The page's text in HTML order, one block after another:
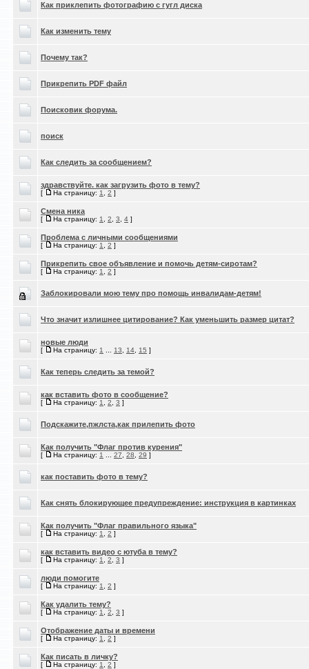
Как приклепить фотографию с гугл диска
Как изменить тему
Почему так?
Прикрепить PDF файл
Поисковик форума.
поиск
Как следить за сообщением?
здравствуйте. как загрузить фото в тему?
[ На страницу: 1 2 ]
Смена ника
[ На страницу: 1 2 3 4 ]
Проблема с личными сообщениями
[ На страницу: 1 2 ]
Прикрепить свое объявление и помочь детям-сиротам?
[ На страницу: 1 2 ]
Заблокировали мою тему про помощь инвалидам-детям!
Что значит излишнее цитирование? Как уменьшить размер цитат?
новые люди
[ На страницу: 1 13 14 15 ]
Как теперь следить за темой?
как вставить фото в сообщение?
[ На страницу: 1 2 3 ]
Подскажите,пжлста,как прилепить фото
Как получить "Флаг против курения"
[ На страницу: 1 27 28 29 ]
как поставить фото в тему?
Как снять блокирующее предупреждение: инструкция в картинках
Как получить "Флаг правильного языка"
[ На страницу: 1 2 ]
как вставить видео с ютуба в тему?
[ На страницу: 1 2 3 ]
люди помогите
[ На страницу: 1 2 ]
Как удалить тему?
[ На страницу: 1 2 3 ]
Отображение даты и времени
[ На страницу: 1 2 ]
Как писать в личку?
[ На страницу: 1 2 ]